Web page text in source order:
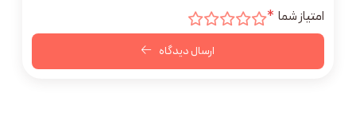
امتیاز شما *
ارسال دیدگاه